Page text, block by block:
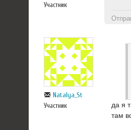
Участник
Natalya_St
Участник
да я
там